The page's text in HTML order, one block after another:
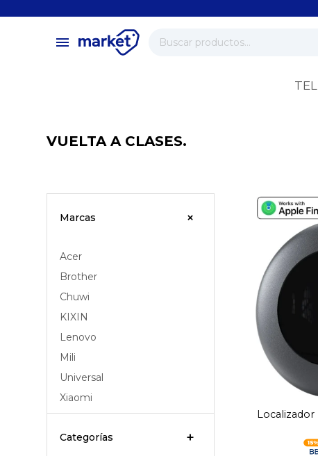
menu
VUELTA A CLASES.
Localizador
Marcas
Acer
Brother
Chuwi
KIXIN
Lenovo
Mili
Universal
Xiaomi
Categorías
close
store